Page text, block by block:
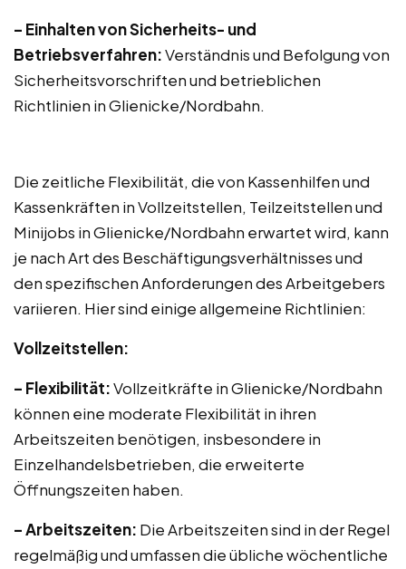
– Einhalten von Sicherheits- und
Betriebsverfahren:Verständnis und Befolgung von
Sicherheitsvorschriften und betrieblichen
Richtlinien in Glienicke/Nordbahn.
Die zeitliche Flexibilität, die von Kassenhilfen und
Kassenkräften in Vollzeitstellen, Teilzeitstellen und
Minijobs in Glienicke/Nordbahn erwartet wird, kann
je nach Art des Beschäftigungsverhältnisses und
den spezifischen Anforderungen des Arbeitgebers
variieren. Hier sind einige allgemeine Richtlinien:
Vollzeitstellen:
– Flexibilität:Vollzeitkräfte in Glienicke/Nordbahn
können eine moderate Flexibilität in ihren
Arbeitszeiten benötigen, insbesondere in
Einzelhandelsbetrieben, die erweiterte
Öffnungszeiten haben.
– Arbeitszeiten: Die Arbeitszeiten sind in der Regel
regelmäßig und umfassen die übliche wöchentliche